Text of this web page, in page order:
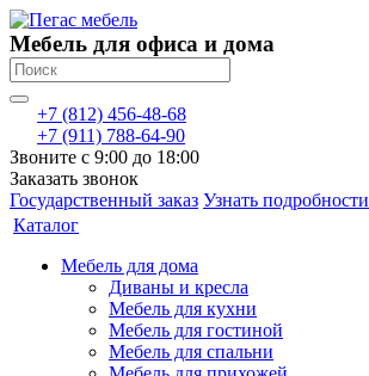
Мебель для офиса и дома
+7 (812) 456-48-68
+7 (911) 788-64-90
Звоните с 9:00 до 18:00
Заказать звонок
Государственный заказ Узнать подробности
Каталог
Мебель для дома
Диваны и кресла
Мебель для кухни
Мебель для гостиной
Мебель для спальни